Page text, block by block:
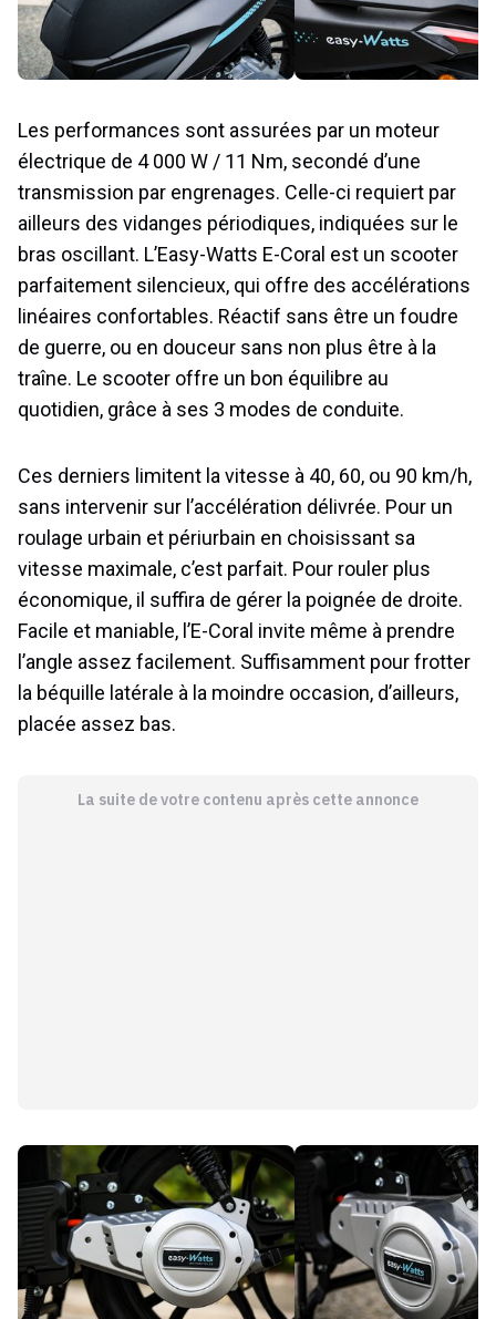
Les performances sont assurées par un moteur
électrique de 4 000 W / 11 Nm, secondé d’une
transmission par engrenages. Celle-ci requiert par
ailleurs des vidanges périodiques, indiquées sur le
bras oscillant. L’Easy-Watts E-Coral est un scooter
parfaitement silencieux, qui offre des accélérations
linéaires confortables. Réactif sans être un foudre
de guerre, ou en douceur sans non plus être à la
traîne. Le scooter offre un bon équilibre au
quotidien, grâce à ses 3 modes de conduite.
Ces derniers limitent la vitesse à 40, 60, ou 90 km/h,
sans intervenir sur l’accélération délivrée. Pour un
roulage urbain et périurbain en choisissant sa
vitesse maximale, c’est parfait. Pour rouler plus
économique, il suffira de gérer la poignée de droite.
Facile et maniable, l’E-Coral invite même à prendre
l’angle assez facilement. Suffisamment pour frotter
la béquille latérale à la moindre occasion, d’ailleurs,
placée assez bas.
La suite de votre contenu après cette annonce